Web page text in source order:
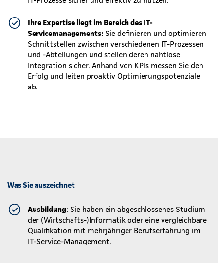
Ihre Expertise liegt im Bereich des IT-
Servicemanagements: Sie definieren und optimieren
Schnittstellen zwischen verschiedenen IT-Prozessen
und -Abteilungen und stellen deren nahtlose
Integration sicher. Anhand von KPIs messen Sie den
Erfolg und leiten proaktiv Optimierungspotenziale
ab.
Was Sie auszeichnet
Ausbildung: Sie haben ein abgeschlossenes Studium
der (Wirtschafts-)Informatik oder eine vergleichbare
Qualifikation mit mehrjähriger Berufserfahrung im
IT-Service-Management.